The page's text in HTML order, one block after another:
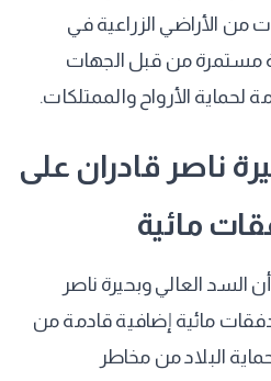
من الأراضي الزراعية في
مستمرة من قبل الجهات
لحماية الأرواح والممتلكات.
ناصر قادران على
مائية
العالي وبحيرة ناصر
مائية إضافية قادمة من
البلاد من مخاطر